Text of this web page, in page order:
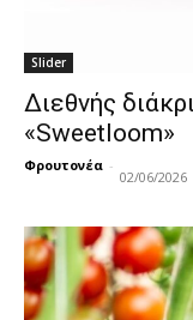
Slider
Διεθνής
«Sweetloom»
Φρουτονέα -
02/06/2026